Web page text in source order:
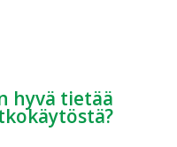
hyvä tietää